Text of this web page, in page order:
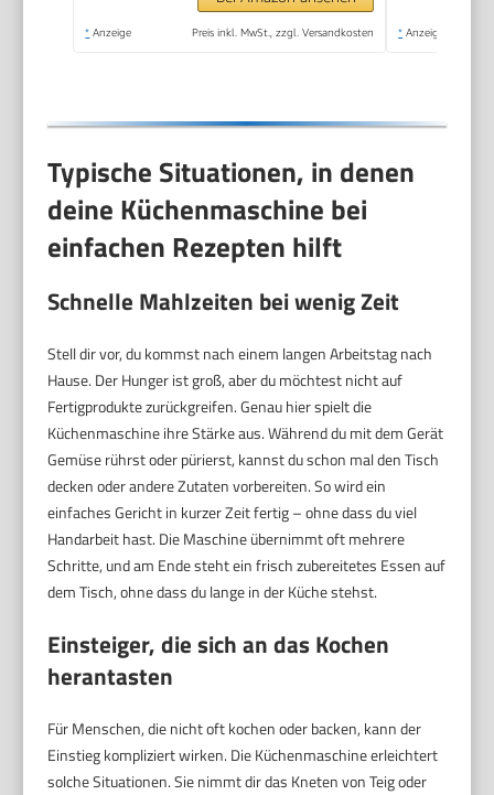
(Sahne), Einfüllhilfe,
* Anzeige Preis inkl. MwSt., zzgl. Versandkosten * Anzeige
Typische Situationen, in denen
deine Küchenmaschine bei
einfachen Rezepten hilft
Schnelle Mahlzeiten bei wenig Zeit
Stell dir vor, du kommst nach einem langen Arbeitstag nach
Hause. Der Hunger ist groß, aber du möchtest nicht auf
Fertigprodukte zurückgreifen. Genau hier spielt die
Küchenmaschine ihre Stärke aus. Während du mit dem Gerät
Gemüse rührst oder pürierst, kannst du schon mal den Tisch
decken oder andere Zutaten vorbereiten. So wird ein
einfaches Gericht in kurzer Zeit fertig – ohne dass du viel
Handarbeit hast. Die Maschine übernimmt oft mehrere
Schritte, und am Ende steht ein frisch zubereitetes Essen auf
dem Tisch, ohne dass du lange in der Küche stehst.
Einsteiger, die sich an das Kochen
herantasten
Für Menschen, die nicht oft kochen oder backen, kann der
Einstieg kompliziert wirken. Die Küchenmaschine erleichtert
solche Situationen. Sie nimmt dir das Kneten von Teig oder